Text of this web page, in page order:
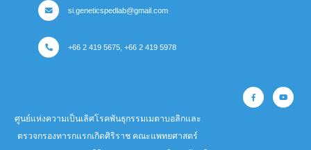
si.geneticspedlab@gmail.com
+66 2 419 5675, +66 2 419 5978
ศูนย์แห่งความเป็นเลิศโรคพันธุกรรมเมตาบอลิกและ
ตรวจกรองทารกแรกเกิดศิริราช คณะแพทยศาสตร์